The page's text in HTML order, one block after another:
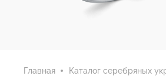
Главная Каталог серебряных